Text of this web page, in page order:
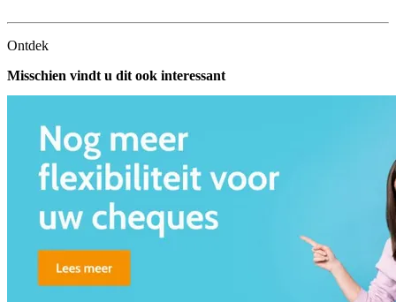
Ontdek
Misschien vindt u dit ook interessant